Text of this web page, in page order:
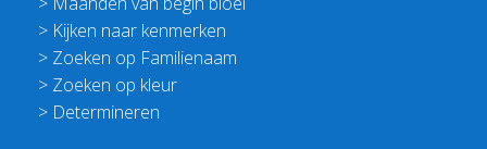
> Kijken naar kenmerken
> Zoeken op Familienaam
> Zoeken op kleur
> Determineren